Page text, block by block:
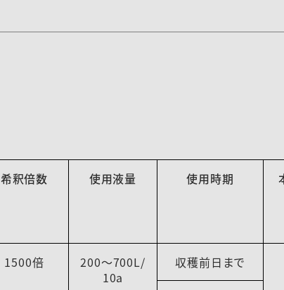
希釈倍数 使用液量 使用時期
1500倍
200～700L/
10a
収穫前日まで